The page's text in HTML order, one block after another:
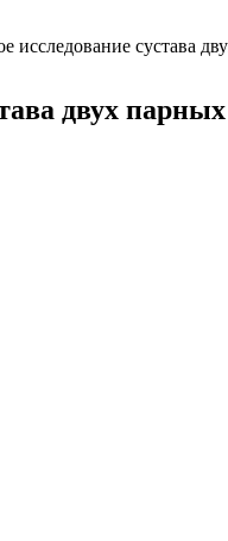
исследование сустава
двух